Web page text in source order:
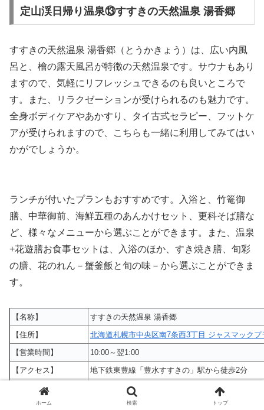
定山渓日帰り温泉⑬すすきの天然温泉 湯香郷
すすきの天然温泉 湯香郷（とうかきょう）は、広い内風
呂と、檜の露天風呂が特徴の天然温泉です。サウナもあり
ますので、気軽にリフレッシュできるのも良いところで
す。また、リラクゼーションが受けられるのも魅力です。
全身ボディケアやあかすり、タイ古式セラピー、フットケ
アが受けられますので、こちらも一緒に利用してみてはい
かがでしょうか。
ランチが付いたプランもおすすめです。入浴と、竹篭御
膳、中華御前、海鮮五種のあんかけセット、更科そば膳な
ど、様々なメニューから選ぶことができます。また、温泉
+花遊膳お食事セットは、入浴のほか、すき焼き膳、旬彩
の膳、花のれん－蟹釜飯と旬の味－から選ぶことができま
す。
【名称】
すすきの天然温泉 湯香郷
【住所】
北海道札幌市中央区南7条西3丁目 ジャスマックプ
【営業時間】
10:00～翌1:00
【アクセス】
地下鉄東豊線「豊水すすきの」駅から徒歩2分
【公式HP】
http://www.toukakyo.jp/
温泉＋湯香郷お食事セット 3,240円～
ホーム 検索 トップ